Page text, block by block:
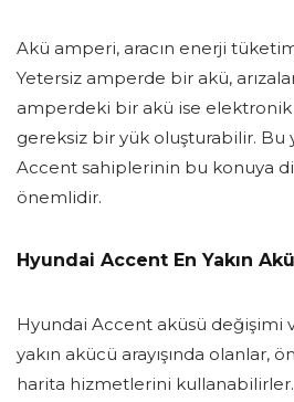
Akü amperi, aracın enerji
Yetersiz amperde bir akü,
amperdeki bir akü ise
gereksiz bir yük oluşturabilir. Bu
Accent sahiplerinin bu konuya
önemlidir.
Hyundai Accent En Yakın
Hyundai Accent aküsü değişimi
yakın akücü arayışında olanlar,
harita hizmetlerini